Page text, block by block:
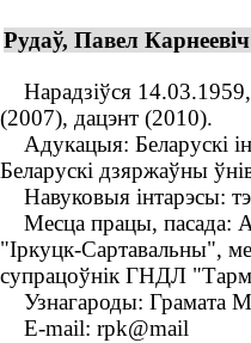
Рудаў, Павел
Нарадзіўся 14.03.1959,
(2007), дацэнт (2010).
Адукацыя: Беларускі
Беларускі дзяржаўны
Навуковыя інтарэсы:
Месца працы, пасада:
"Іркуцк-Сартавальны",
супрацоўнік ГНДЛ
Узнагароды: Грамата
E-mail: rpk@mail